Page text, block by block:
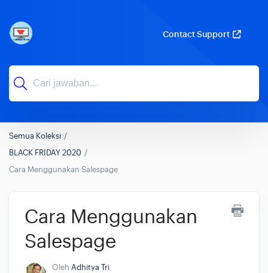
Contact Support
Semua Koleksi
BLACK FRIDAY 2020
Cara Menggunakan Salespage
Cara Menggunakan
Salespage
Oleh Adhitya Tri